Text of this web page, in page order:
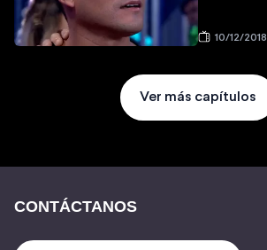
10/12/2018
Ver más capítulos
CONTÁCTANOS